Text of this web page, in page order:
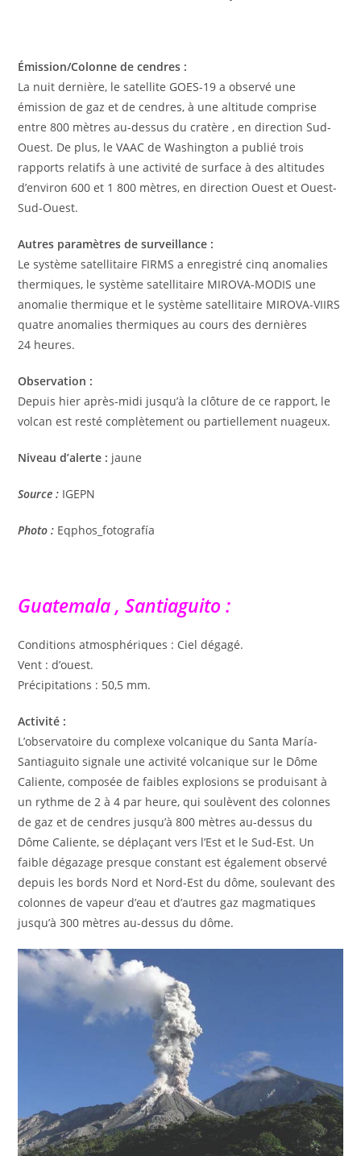
Émission/Colonne de cendres :
La nuit dernière, le satellite GOES-19 a observé une
émission de gaz et de cendres, à une altitude comprise
entre 800 mètres au-dessus du cratère , en direction Sud-
Ouest. De plus, le VAAC de Washington a publié trois
rapports relatifs à une activité de surface à des altitudes
d’environ 600 et 1 800 mètres, en direction Ouest et Ouest-
Sud-Ouest.
Autres paramètres de surveillance :
Le système satellitaire FIRMS a enregistré cinq anomalies
thermiques, le système satellitaire MIROVA-MODIS une
anomalie thermique et le système satellitaire MIROVA-VIIRS
quatre anomalies thermiques au cours des dernières
24 heures.
Observation :
Depuis hier après-midi jusqu’à la clôture de ce rapport, le
volcan est resté complètement ou partiellement nuageux.
Niveau d’alerte : jaune
Source : IGEPN
Photo : Eqphos_fotografía
Guatemala , Santiaguito :
Conditions atmosphériques : Ciel dégagé.
Vent : d’ouest.
Précipitations : 50,5 mm.
Activité :
L’observatoire du complexe volcanique du Santa María-
Santiaguito signale une activité volcanique sur le Dôme
Caliente, composée de faibles explosions se produisant à
un rythme de 2 à 4 par heure, qui soulèvent des colonnes
de gaz et de cendres jusqu’à 800 mètres au-dessus du
Dôme Caliente, se déplaçant vers l’Est et le Sud-Est. Un
faible dégazage presque constant est également observé
depuis les bords Nord et Nord-Est du dôme, soulevant des
colonnes de vapeur d’eau et d’autres gaz magmatiques
jusqu’à 300 mètres au-dessus du dôme.